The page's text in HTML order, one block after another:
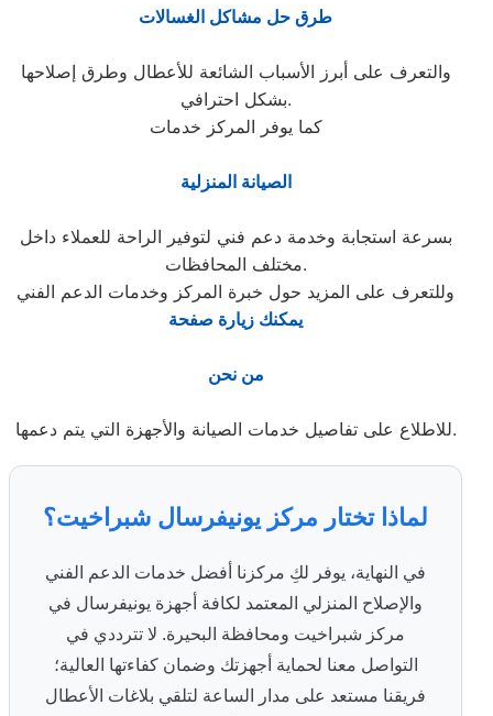
طرق حل مشاكل الغسالات
والتعرف على أبرز الأسباب الشائعة للأعطال وطرق إصلاحها
بشكل احترافي.
كما يوفر المركز خدمات
الصيانة المنزلية
بسرعة استجابة وخدمة دعم فني لتوفير الراحة للعملاء داخل
مختلف المحافظات.
وللتعرف على المزيد حول خبرة المركز وخدمات الدعم الفني
يمكنك زيارة صفحة
من نحن
للاطلاع على تفاصيل خدمات الصيانة والأجهزة التي يتم دعمها.
لماذا تختار مركز يونيفرسال شبراخيت؟
في النهاية، يوفر لكِ مركزنا أفضل خدمات الدعم الفني
والإصلاح المنزلي المعتمد لكافة أجهزة يونيفرسال في
مركز شبراخيت ومحافظة البحيرة. لا تترددي في
التواصل معنا لحماية أجهزتك وضمان كفاءتها العالية؛
فريقنا مستعد على مدار الساعة لتلقي بلاغات الأعطال